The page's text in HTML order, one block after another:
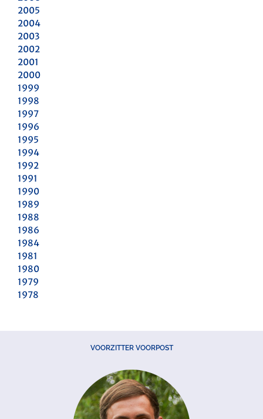
2005
2004
2003
2002
2001
2000
1999
1998
1997
1996
1995
1994
1992
1991
1990
1989
1988
1986
1984
1981
1980
1979
1978
VOORZITTER VOORPOST